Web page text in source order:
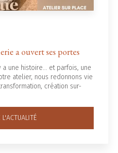
ses portes
et parfois, une
nous redonnons vie
création sur-